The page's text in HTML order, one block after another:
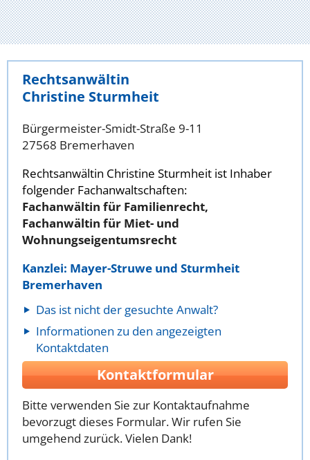
Rechtsanwältin
Christine Sturmheit
Bürgermeister-Smidt-Straße 9-11
27568 Bremerhaven
Rechtsanwältin Christine Sturmheit ist Inhaber
folgender Fachanwaltschaften:
Fachanwältin für Familienrecht,
Fachanwältin für Miet- und
Wohnungseigentumsrecht
Kanzlei: Mayer-Struwe und Sturmheit
Bremerhaven
Das ist nicht der gesuchte Anwalt?
Informationen zu den angezeigten
Kontaktdaten
Kontaktformular
Bitte verwenden Sie zur Kontaktaufnahme
bevorzugt dieses Formular. Wir rufen Sie
umgehend zurück. Vielen Dank!